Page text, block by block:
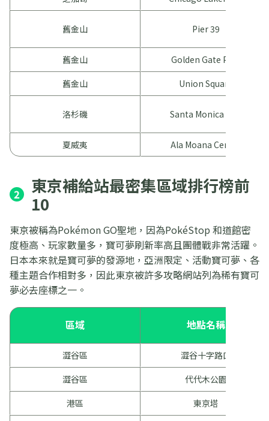
舊金山 Pier 39
舊金山
Golden Gate Park
舊金山
Union Square
洛杉磯 Santa Monica Pier
夏威夷 Ala Moana Center
2
東京補給站最密集區域排行榜前
10
東京被稱為Pokémon GO聖地，因為PokéStop 和道館密
度極高、玩家數量多，寶可夢刷新率高且團體戰非常活躍。
日本本來就是寶可夢的發源地，亞洲限定、活動寶可夢、各
種主題合作相對多，因此東京被許多攻略網站列為稀有寶可
夢必去座標之一。
區域 地點名稱
澀谷區
澀谷十字路口
澀谷區
代代木公園
港區
東京塔